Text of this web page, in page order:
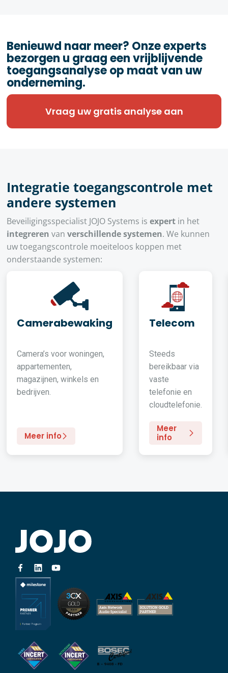
Benieuwd naar meer? Onze experts
bezorgen u graag een vrijblijvende
toegangsanalyse op maat van uw
onderneming.
Vraag uw gratis analyse aan
Integratie toegangscontrole met
andere systemen
Beveiligingsspecialist JOJO Systems isexpert in het
integreren vanverschillende systemen. We kunnen
uw toegangscontrole moeiteloos koppen met
onderstaande systemen:
Camerabewaking
Camera’s voor woningen,
appartementen,
magazijnen, winkels en
bedrijven.
Meer info
Telecom
Steeds
bereikbaar via
vaste
telefonie en
cloudtelefonie.
Meer
info